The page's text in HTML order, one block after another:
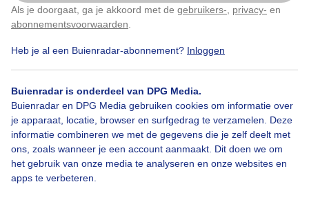
Als je doorgaat, ga je akkoord met de gebruikers- privacy- en
abonnementsvoorwaarden
Heb je al een Buienradar-abonnement? Inloggen
Buienradar is onderdeel van DPG Media.
Buienradar en DPG Media gebruiken cookies om informatie over
je apparaat, locatie, browser en surfgedrag te verzamelen. Deze
informatie combineren we met de gegevens die je zelf deelt met
ons, zoals wanneer je een account aanmaakt. Dit doen we om
het gebruik van onze media te analyseren en onze websites en
apps te verbeteren.
Door: Regina Vastenhout Gemaakt: 10-03-2023, 585x bekeken
Besneeuwdelandschap Sneeuw
Bekijk slideshow
Klik hierom dit aan te passen